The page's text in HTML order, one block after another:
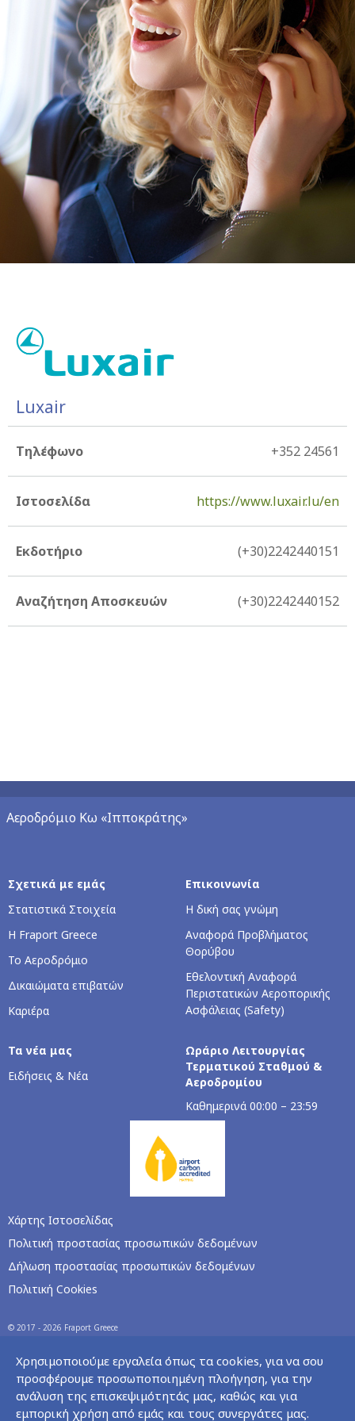
Luxair
Τηλέφωνο +352 24561
Ιστοσελίδα https://www.luxair.lu/en
Εκδοτήριο (+30)2242440151
Αναζήτηση Αποσκευών (+30)2242440152
Αεροδρόμιο Κω «Ιπποκράτης»
Σχετικά με εμάς
Στατιστικά Στοιχεία
Η Fraport Greece
Το Αεροδρόμιο
Δικαιώματα επιβατών
Καριέρα
Επικοινωνία
Η δική σας γνώμη
Αναφορά Προβλήματος
Θορύβου
Εθελοντική Αναφορά
Περιστατικών Αεροπορικής
Ασφάλειας (Safety)
Τα νέα μας
Ειδήσεις & Νέα
Ωράριο Λειτουργίας
Τερματικού Σταθμού &
Αεροδρομίου
Καθημερινά 00:00 – 23:59
Χάρτης Ιστοσελίδας
Πολιτική προστασίας προσωπικών δεδομένων
Δήλωση προστασίας προσωπικών δεδομένων
Πολιτική Cookies
© 2017 - 2026 Fraport Greece
Χρησιμοποιούμε εργαλεία όπως τα cookies, για να σου
προσφέρουμε προσωποποιημένη πλοήγηση, για την
ανάλυση της επισκεψιμότητάς μας, καθώς και για
εμπορική χρήση από εμάς και τους συνεργάτες μας.